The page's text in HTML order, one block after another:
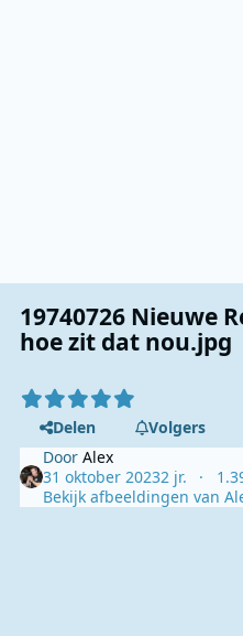
19740726 Nieuwe
hoe zit dat nou.jpg
Delen
Volgers
DoorAlex
31 oktober 20232 jr.
Bekijk afbeeldingen van